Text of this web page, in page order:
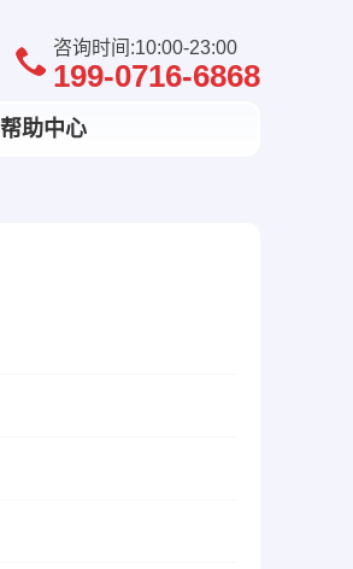
咨询时间:10:00-23:00
199-0716-6868
帮助中心